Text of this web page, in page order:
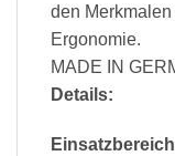
den
Ergonomie.
MADE IN
Details: